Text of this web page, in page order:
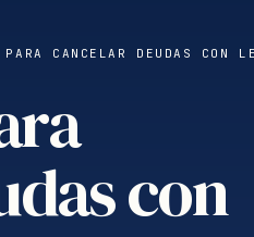
PARA CANCELAR DEUDAS CON
con